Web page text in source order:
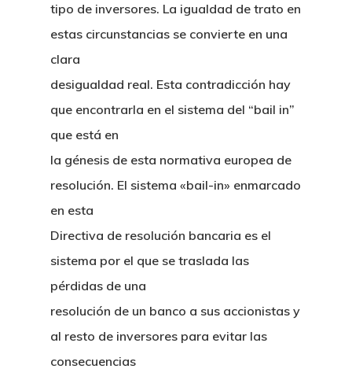
tipo de inversores. La igualdad de trato en
estas circunstancias se convierte en una
clara
desigualdad real. Esta contradicción hay
que encontrarla en el sistema del “bail in”
que está en
la génesis de esta normativa europea de
resolución. El sistema «bail-in» enmarcado
en esta
Directiva de resolución bancaria es el
sistema por el que se traslada las
pérdidas de una
resolución de un banco a sus accionistas y
al resto de inversores para evitar las
consecuencias